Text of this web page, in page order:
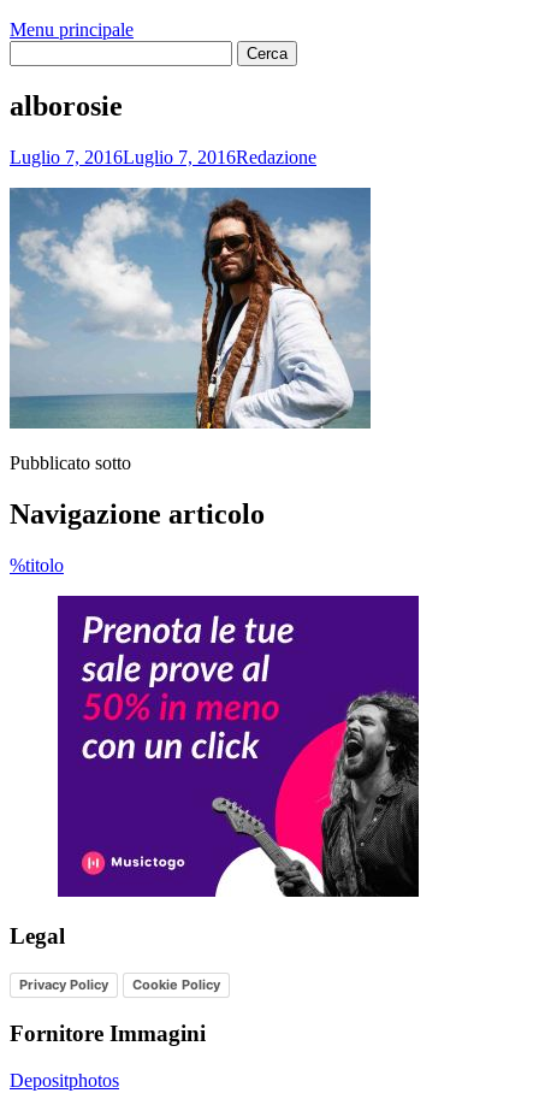
Menu principale
alborosie
Luglio 7, 2016Luglio 7, 2016Redazione
Pubblicato sotto
Navigazione articolo
%titolo
Legal
Privacy Policy Cookie Policy
Fornitore Immagini
Depositphotos